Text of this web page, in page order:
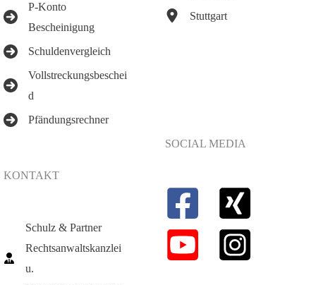
P-Konto
Bescheinigung
Schuldenvergleich
Vollstreckungsbeschei
d
Pfändungsrechner
Stuttgart
KONTAKT
Schulz & Partner
Rechtsanwaltskanzlei
u.
SOCIAL MEDIA